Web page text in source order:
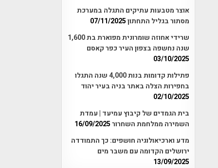
אוצר מטבעות עתיקים התגלה במערכת
מסתור בגליל התחתון07/11/2025
שרידי אחוזה שומרונית מפוארת בת 1,600
שנה נחשפה בצפון העיר כפר קאסם
03/10/2025
פתילות קדומות בנות 4,000 שנה התגלו
בחפירות הצלה באתר בניה בעיר יהוד
02/10/2025
בית הגמדים של קיבוץ עמיעד | עמדת
השמירה ממלחמת השחרור16/09/2025
מדע וארכיאולוגיה חושפים: כך התמודדה
ירושלים הקדומה עם משבר מים
13/09/2025